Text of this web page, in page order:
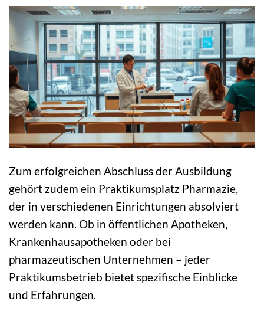
Zum erfolgreichen Abschluss der Ausbildung
gehört zudem ein Praktikumsplatz Pharmazie,
der in verschiedenen Einrichtungen absolviert
werden kann. Ob in öffentlichen Apotheken,
Krankenhausapotheken oder bei
pharmazeutischen Unternehmen – jeder
Praktikumsbetrieb bietet spezifische Einblicke
und Erfahrungen.